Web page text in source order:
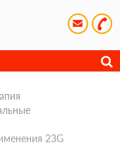
23G